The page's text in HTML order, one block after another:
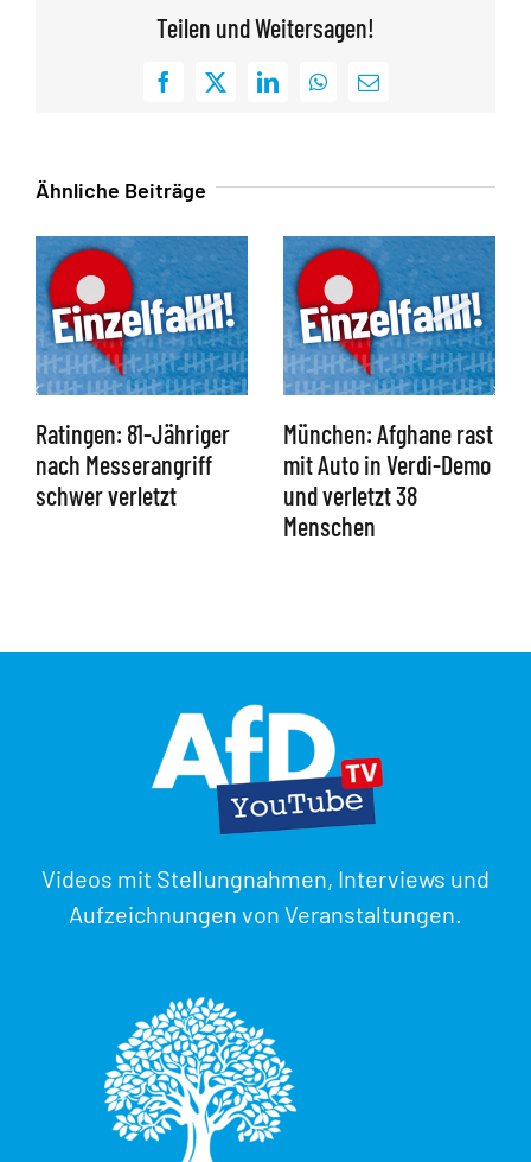
Teilen und Weitersagen!
Facebook
X LinkedInWhatsApp
E-
Ähnliche Beiträge
Ratingen: 81-Jähriger
nach Messerangriff
schwer verletzt
München: Afghane rast
mit Auto in Verdi-Demo
und verletzt 38
Menschen
Videos mit Stellungnahmen, Interviews und
Aufzeichnungen von Veranstaltungen.